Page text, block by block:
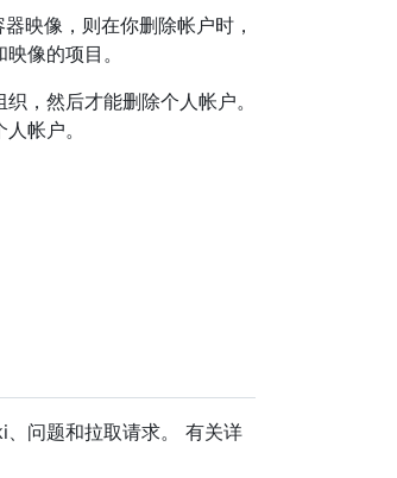
映像，则在你删除帐户时，
像的项目。
，然后才能删除个人帐户。
帐户。
问题和拉取请求。 有关详